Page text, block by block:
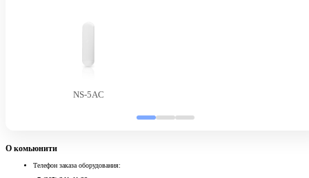
NS-5AC
О комьюнити
Телефон заказа оборудования: